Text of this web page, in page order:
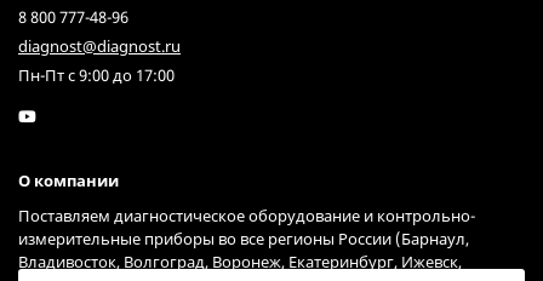
8 800 777-48-96
diagnost@diagnost.ru
Пн-Пт с 9:00 до 17:00
О компании
Поставляем диагностическое оборудование и контрольно-
измерительные приборы во все регионы России (Барнаул,
Владивосток, Волгоград, Воронеж, Екатеринбург, Ижевск,